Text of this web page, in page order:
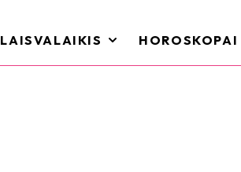
LAISVALAIKIS HOROSKOPAI